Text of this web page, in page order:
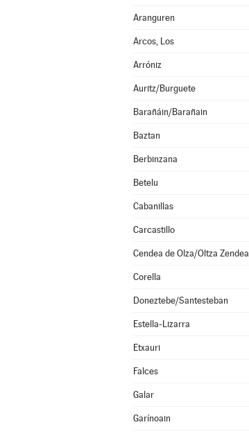
Aranguren
Arcos, Los
Arróniz
Auritz/Burguete
Barañáin/Barañain
Baztan
Berbinzana
Betelu
Cabanillas
Carcastillo
Cendea de Olza/Oltza Zendea
Corella
Doneztebe/Santesteban
Estella-Lizarra
Etxauri
Falces
Galar
Garínoain